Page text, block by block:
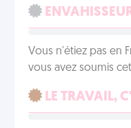
Vous n'étiez pas en
vous avez soumis
LE TRAVAIL,